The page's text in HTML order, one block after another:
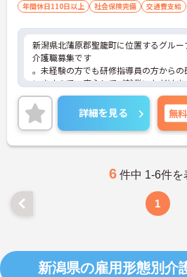
年間休日110日以上
社会保険完備 交通費支給
新潟県北蒲原郡聖籠町に位置するグルー
介護職募集です
。未経験の方でも研修指導員の方からの
いますので、安心してご就業いただけま
をお持ちの方には詳細の情報や面接のポ
伝えしますのでお気軽にお問い合わせく
せ。
詳細を見る 無料
6 件中 1-6件を
1
新潟県の雇用形態別介